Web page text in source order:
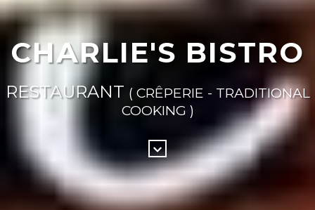
CHARLIE'S BISTRO
RESTAURANT ( CRÊPERIE - TRADITIONAL
COOKING )